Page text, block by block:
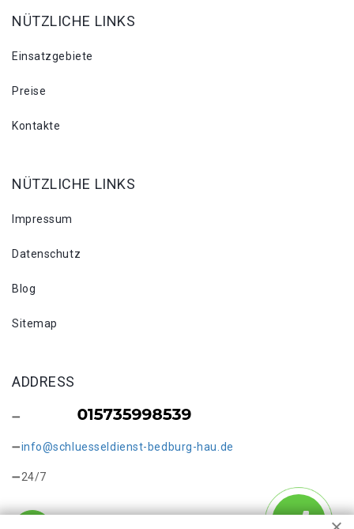
NÜTZLICHE LINKS
Einsatzgebiete
Preise
Kontakte
NÜTZLICHE LINKS
Impressum
Datenschutz
Blog
Sitemap
ADDRESS
info@schluesseldienst-bedburg-hau.de
24/7